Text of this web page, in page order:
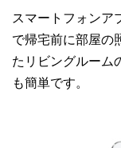
スマートフォンア
で帰宅前に部屋の
たリビングルーム
も簡単です。